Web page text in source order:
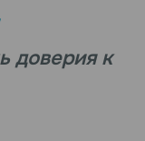
доверия к